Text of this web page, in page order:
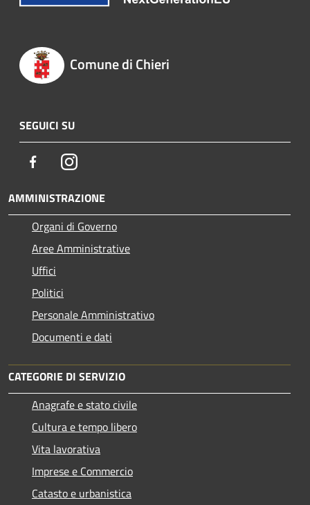
Comune di Chieri
SEGUICI SU
FacebookInstagram
AMMINISTRAZIONE
Organi di Governo
Aree Amministrative
Uffici
Politici
Personale Amministrativo
Documenti e dati
CATEGORIE DI SERVIZIO
Anagrafe e stato civile
Cultura e tempo libero
Vita lavorativa
Imprese e Commercio
Catasto e urbanistica